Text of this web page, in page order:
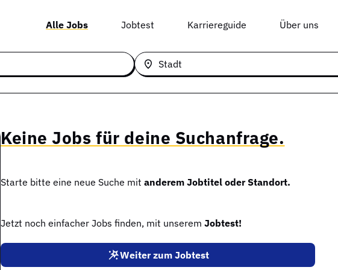
Alle Jobs Jobtest Karriereguide Über uns
Stadt
Keine Jobs für deine Suchanfrage.
Starte bitte eine neue Suche mit anderem Jobtitel oder Standort.
Jetzt noch einfacher Jobs finden, mit unserem Jobtest!
Weiter zum Jobtest